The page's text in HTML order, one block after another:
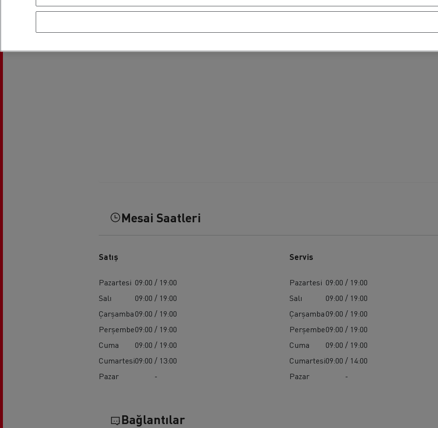
Mesai Saatleri
Satış
Pazartesi 09:00 / 19:00
Salı
09:00 / 19:00
Çarşamba09:00 / 19:00
Perşembe09:00 / 19:00
Cuma
09:00 / 19:00
Cumartesi09:00 / 13:00
Pazar
-
Servis
Pazartesi 09:00 / 19:00
Salı
09:00 / 19:00
Çarşamba09:00 / 19:00
Perşembe09:00 / 19:00
Cuma
09:00 / 19:00
Cumartesi09:00 / 14:00
Pazar
-
Bağlantılar